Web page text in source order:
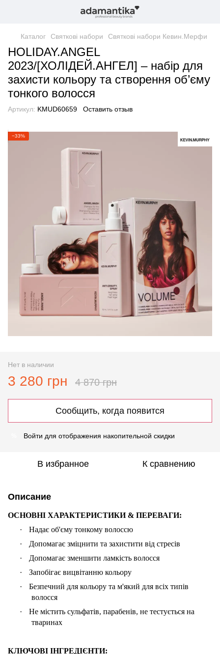
Каталог Святкові набори Святкові набори Кевин.Мерфи
HOLIDAY.ANGEL
2023/[ХОЛІДЕЙ.АНГЕЛ] – набір для
захисти кольору та створення об’єму
тонкого волосся
Артикул: KMUD60659 Оставить отзыв
−33%
Нет в наличии
3 280 грн 4 870 грн
Сообщить, когда появится
Войти для отображения накопительной скидки
В избранное К сравнению
Описание
ОСНОВНІ ХАРАКТЕРИСТИКИ & ПЕРЕВАГИ:
·
Надає об'єму тонкому волоссю
·
Допомагає зміцнити та захистити від стресів
·
Допомагає зменшити ламкість волосся
·
Запобігає вицвітанню кольору
·
Безпечний для кольору та м'який для всіх типів
волосся
·
Не містить сульфатів, парабенів, не тестується на
тваринах
КЛЮЧОВІ ІНГРЕДІЄНТИ: